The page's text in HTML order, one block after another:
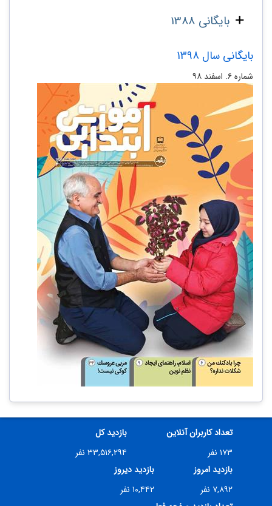
بایگانی 1388
بایگانی سال 1398
شماره ۶. اسفند ۹۸
تعداد کاربران آنلاین
۱۷۳ نفر
بازدید کل
۳۳,۵۱۶,۲۹۴ نفر
بازدید امروز
۷,۸۹۲ نفر
بازدید دیروز
۱۰,۴۴۲ نفر